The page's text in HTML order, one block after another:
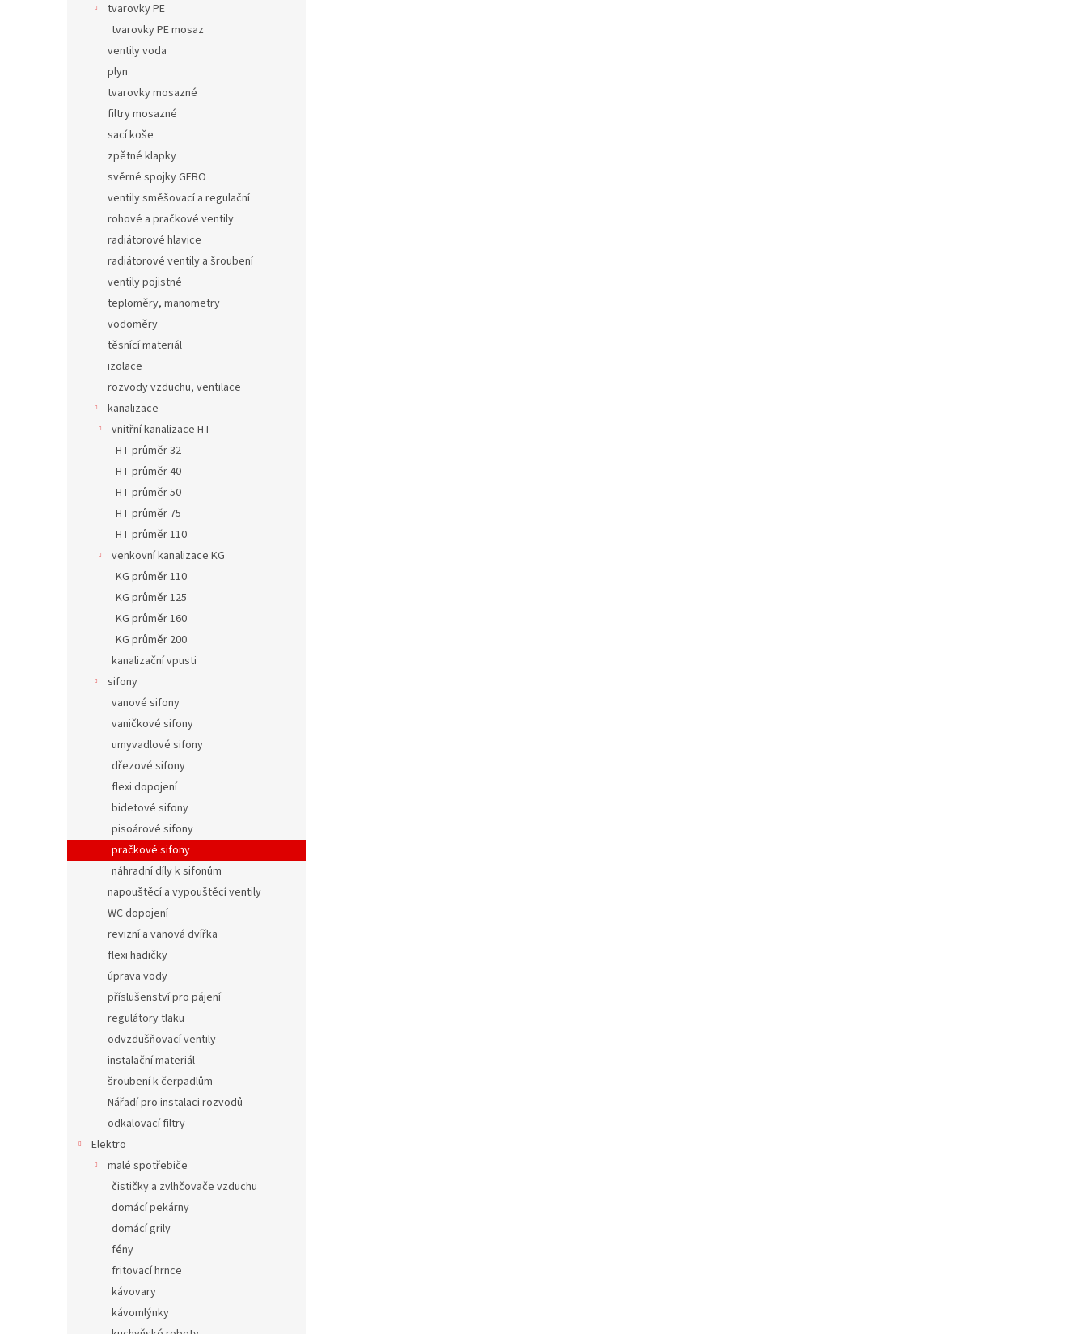
tvarovky PE
tvarovky PE mosaz
ventily voda
plyn
tvarovky mosazné
filtry mosazné
sací koše
zpětné klapky
svěrné spojky GEBO
ventily směšovací a regulační
rohové a pračkové ventily
radiátorové hlavice
radiátorové ventily a šroubení
ventily pojistné
teploměry, manometry
vodoměry
těsnící materiál
izolace
rozvody vzduchu, ventilace
kanalizace
vnitřní kanalizace HT
HT průměr 32
HT průměr 40
HT průměr 50
HT průměr 75
HT průměr 110
venkovní kanalizace KG
KG průměr 110
KG průměr 125
KG průměr 160
KG průměr 200
kanalizační vpusti
sifony
vanové sifony
vaničkové sifony
umyvadlové sifony
dřezové sifony
flexi dopojení
bidetové sifony
pisoárové sifony
pračkové sifony
náhradní díly k sifonům
napouštěcí a vypouštěcí ventily
WC dopojení
revizní a vanová dvířka
flexi hadičky
úprava vody
příslušenství pro pájení
regulátory tlaku
odvzdušňovací ventily
instalační materiál
šroubení k čerpadlům
Nářadí pro instalaci rozvodů
odkalovací filtry
Elektro
malé spotřebiče
čističky a zvlhčovače vzduchu
domácí pekárny
domácí grily
fény
fritovací hrnce
kávovary
kávomlýnky